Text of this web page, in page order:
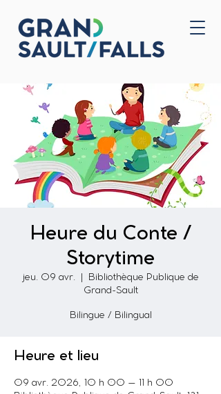
Accueil
Heure du Conte /
Storytime
jeu. 09 avr.
Bibliothèque Publique de
Grand-Sault
Bilingue / Bilingual
Heure et lieu
09 avr. 2026, 10 h 00 – 11 h 00